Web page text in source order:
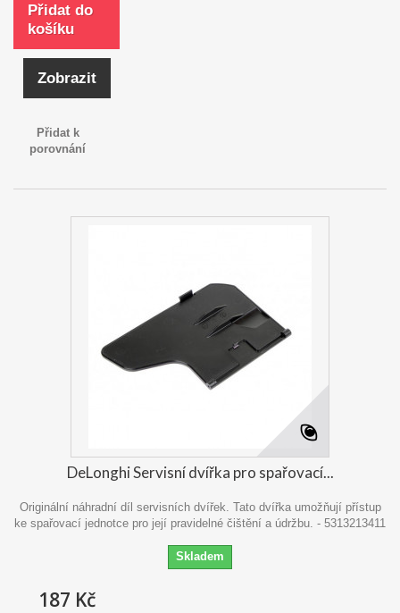
Přidat do
košíku
Zobrazit
Přidat k
porovnání
DeLonghi Servisní dvířka pro spařovací...
Originální náhradní díl servisních dvířek. Tato dvířka umožňují přístup
ke spařovací jednotce pro její pravidelné čištění a údržbu. - 5313213411
Skladem
187 Kč